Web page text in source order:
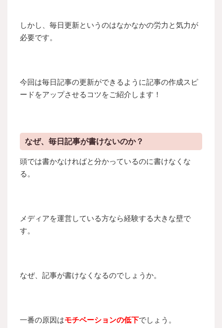
しかし、毎日更新というのはなかなかの労力と気力が
必要です。
今回は毎日記事の更新ができるように記事の作成スピ
ードをアップさせるコツをご紹介します！
なぜ、毎日記事が書けないのか？
頭では書かなければと分かっているのに書けなくな
る。
メディアを運営している方なら経験する大きな壁で
す。
なぜ、記事が書けなくなるのでしょうか。
一番の原因はモチベーションの低下でしょう。